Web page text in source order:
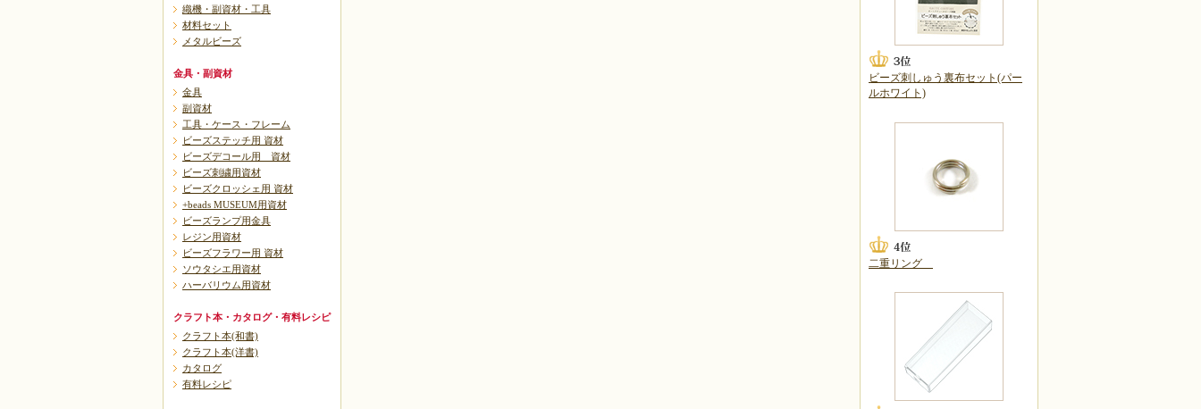
織機・副資材・工具
材料セット
メタルビーズ
金具・副資材
金具
副資材
工具・ケース・フレーム
ビーズステッチ用 資材
ビーズデコール用 資材
ビーズ刺繍用資材
ビーズクロッシェ用 資材
+beads MUSEUM用資材
ビーズランプ用金具
レジン用資材
ビーズフラワー用 資材
ソウタシエ用資材
ハーバリウム用資材
クラフト本・カタログ・有料レシピ
クラフト本(和書)
クラフト本(洋書)
カタログ
有料レシピ
ビーズ刺しゅう裏布セット(パー
ルホワイト)
二重リング